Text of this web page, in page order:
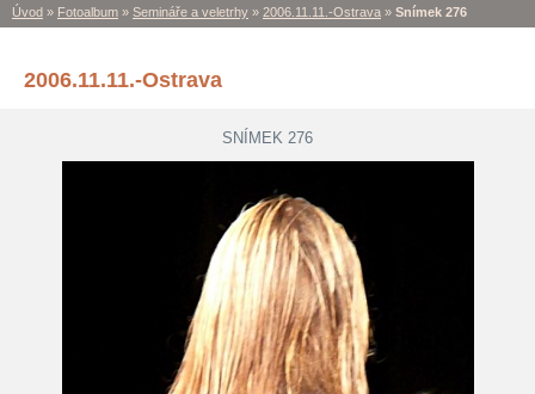
Úvod » Fotoalbum » Semináře a veletrhy » 2006.11.11.-Ostrava » Snímek 276
2006.11.11.-Ostrava
SNÍMEK 276